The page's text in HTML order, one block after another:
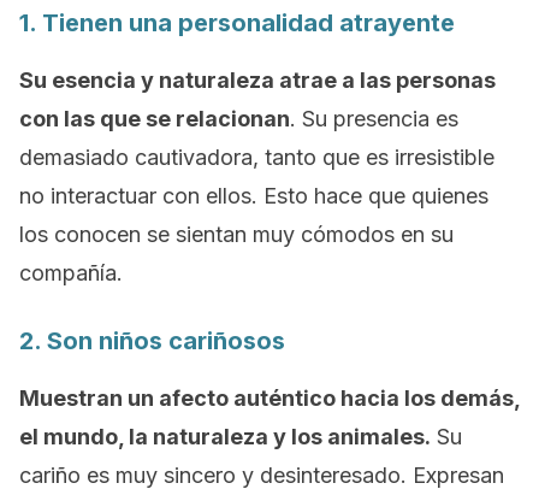
1. Tienen una personalidad atrayente
Su esencia y naturaleza atrae a las personas
con las que se relacionan. Su presencia es
demasiado cautivadora, tanto que es irresistible
no interactuar con ellos. Esto hace que quienes
los conocen se sientan muy cómodos en su
compañía.
2. Son niños cariñosos
Muestran un afecto auténtico hacia los demás,
el mundo, la naturaleza y los animales. Su
cariño es muy sincero y desinteresado. Expresan